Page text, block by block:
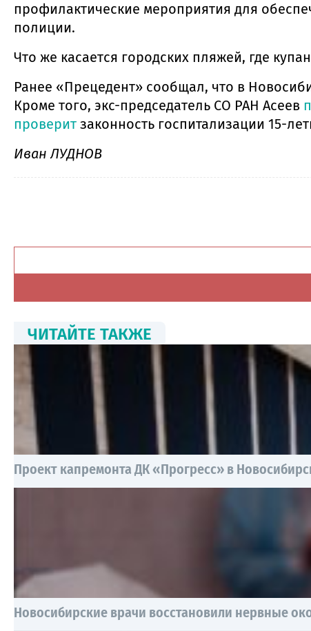
профилактические мероприятия для
полиции.
Что же касается городских пляжей, где
Ранее «Прецедент» сообщал, что в
Кроме того, экс-председатель СО РАН Асеев
проверит законность госпитализации 15-
Иван ЛУДНОВ
ЧИТАЙТЕ ТАКЖЕ
Проект капремонта ДК «Прогресс» в
Новосибирские врачи восстановили нервные